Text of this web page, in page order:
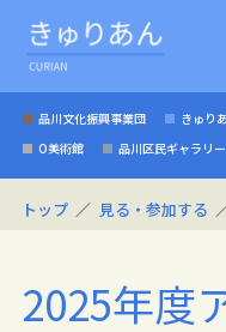
品川文化振興事業団 きゅり
O美術館
品川区民ギャラリー
トップ 見る・参加する
2025年度